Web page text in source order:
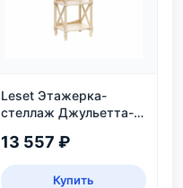
Leset Этажерка-
стеллаж Джульетта-3,
13 557 ₽
Купить